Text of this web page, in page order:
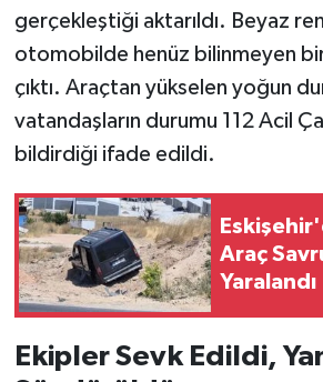
gerçekleştiği aktarıldı. Beyaz
otomobilde henüz bilinmeyen
çıktı. Araçtan yükselen yoğun
vatandaşların durumu 112 Acil
bildirdiği ifade edildi.
Araç
Yaralandı
Ekipler Sevk Edildi,